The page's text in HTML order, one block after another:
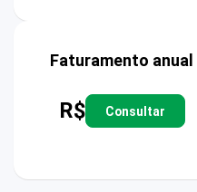
Faturamento anual
R$ Consultar